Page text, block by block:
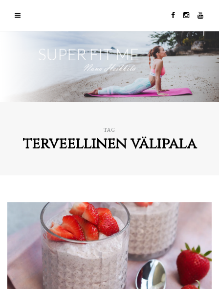
TAG
terveellinen välipala